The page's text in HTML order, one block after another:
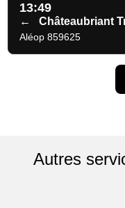
13:49
← Châteaubriant
Aléop 859625
Autres